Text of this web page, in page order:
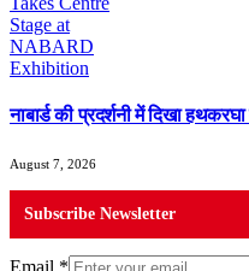
नाबार्ड की प्रदर्शनी में दिखा
August 7, 2026
Subscribe Newsletter